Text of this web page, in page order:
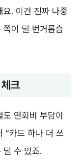
. 이건 진짜 나중
쪽이 덜 번거롭습
크
연회비 부담이
“카드 하나 더 쓰
덜 수 있죠.